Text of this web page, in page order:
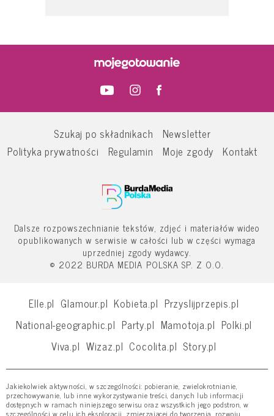
Szukaj po składnikach
Newsletter
Polityka prywatności
Regulamin Moje zgody Kontakt
Dalsze rozpowszechnianie tekstów, zdjęć i materiałów wideo
opublikowanych w serwisie w całości lub w części wymaga
uprzedniej zgody wydawcy.
© 2022 BURDA MEDIA POLSKA SP. Z O.O.
Elle.pl Glamour.pl Kobieta.pl Przyslijprzepis.pl
National-geographic.pl Party.pl Mamotoja.pl Polki.pl
Viva.pl Wizaz.pl Cocolita.pl Story.pl
Jakiekolwiek aktywności, w szczególności: pobieranie, zwielokrotnianie,
przechowywanie, lub inne wykorzystywanie treści, danych lub informacji
dostępnych w ramach niniejszego serwisu oraz wszystkich jego podstron, w
szczególności w celu ich eksploracji, zmierzającej do tworzenia, rozwoju,